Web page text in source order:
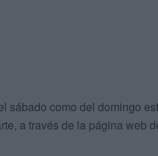
sábado como del domingo
a través de la página web